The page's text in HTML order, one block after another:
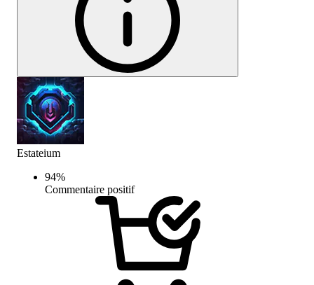
Estateium
94%
Commentaire positif